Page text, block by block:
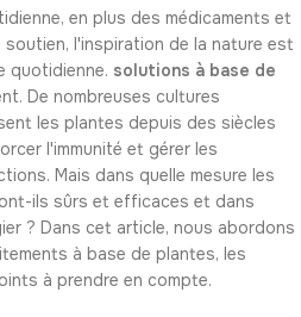
en plus des médicaments et
l'inspiration de la nature est
quotidienne. solutions à base de
De nombreuses cultures
les plantes depuis des siècles
l'immunité et gérer les
Mais dans quelle mesure les
ils sûrs et efficaces et dans
? Dans cet article, nous abordons
à base de plantes, les
à prendre en compte.